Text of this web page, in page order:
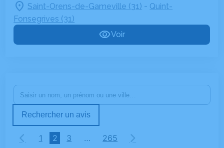
Saint-Orens-de-Gameville (31) - Quint-
Fonsegrives (31)
Voir
Rechercher un avis
1 2 3 … 265